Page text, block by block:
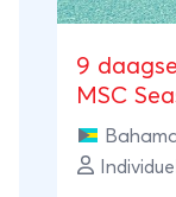
9
MSC